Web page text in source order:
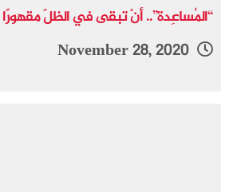
“المُساعِدة”.. أنْ تبقى في الظلّ مقهورًا